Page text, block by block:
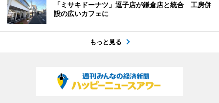
「ミサキドーナツ」逗子店が鎌倉店と統合 工房併
設の広いカフェに
もっと見る